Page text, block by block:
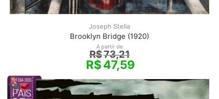
Joseph Stella
Brooklyn Bridge (1920)
A partir de
R$73,21
R$47,59